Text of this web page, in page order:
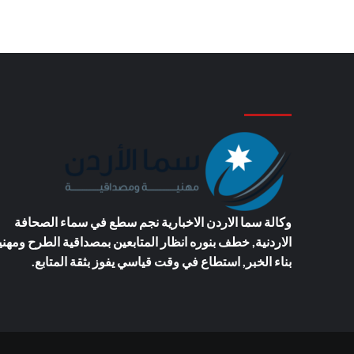
وكالة سما الاردن الاخباريةنجم سطع في سماء الصحافة
الاردنية, خطف بنوره انظار المتابعين بمصداقية الطرح
بناء الخبر, استطاع في وقت قياسي يفوز بثقة المتابع.